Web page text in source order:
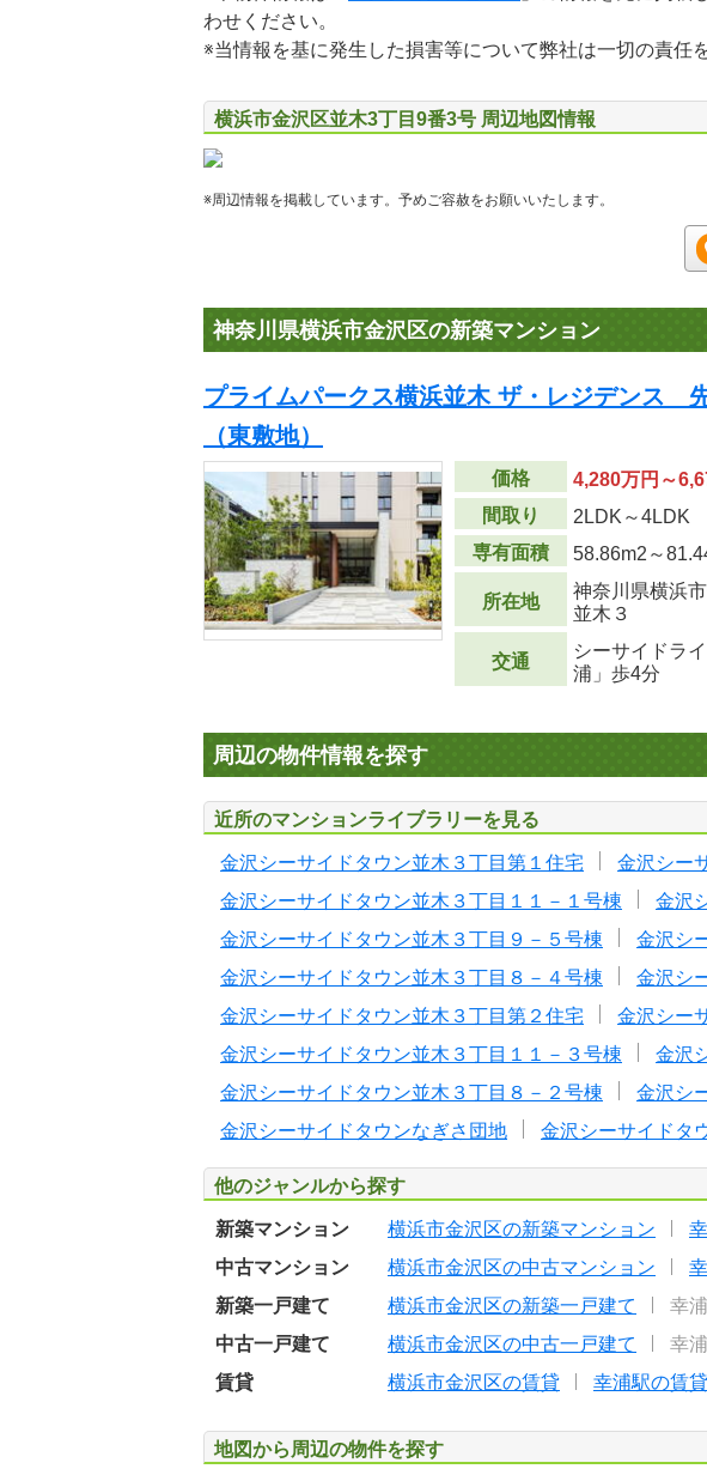
わせください。
※当情報を基に発生した損害等について弊社は一切の責任
横浜市金沢区並木3丁目9番3号 周辺地図情報
※周辺情報を掲載しています。予めご容赦をお願いいたします。
神奈川県横浜市金沢区の新築マンション
プライムパークス横浜並木 ザ・レジデンス
（東敷地）
価格
4,280万円～
間取り
2LDK～4LDK
専有面積
58.86m2 ～
所在地
神奈川県横浜
並木３
交通
シーサイドラ
浦」歩4分
周辺の物件情報を探す
近所のマンションライブラリーを見る
金沢シーサイドタウン並木３丁目第１住宅
金沢シー
金沢シーサイドタウン並木３丁目１１－１号棟
金沢
金沢シーサイドタウン並木３丁目９－５号棟
金沢シ
金沢シーサイドタウン並木３丁目８－４号棟
金沢シ
金沢シーサイドタウン並木３丁目第２住宅
金沢シー
金沢シーサイドタウン並木３丁目１１－３号棟
金沢
金沢シーサイドタウン並木３丁目８－２号棟
金沢シ
金沢シーサイドタウンなぎさ団地
金沢シーサイドタ
他のジャンルから探す
新築マンション 横浜市金沢区の新築マンション
中古マンション
横浜市金沢区の中古マンション
新築一戸建て
横浜市金沢区の新築一戸建て
幸
中古一戸建て
横浜市金沢区の中古一戸建て
幸
賃貸
横浜市金沢区の賃貸 幸浦駅の賃貸
地図から周辺の物件を探す